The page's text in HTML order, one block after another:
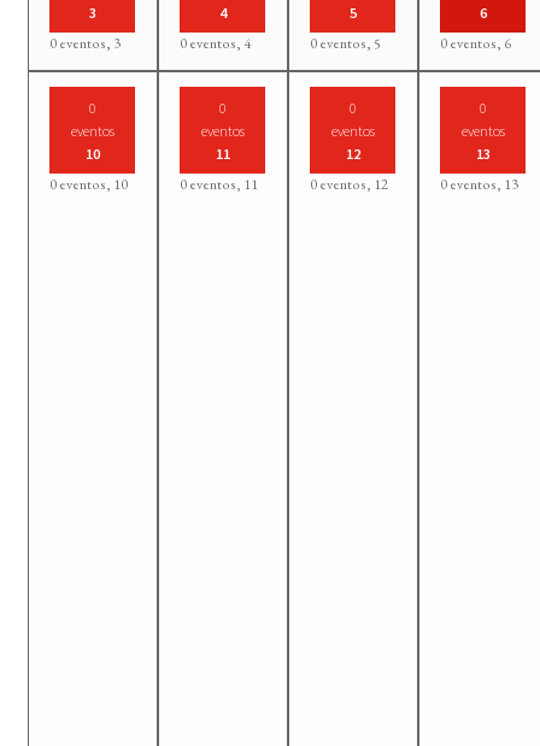
3
0 eventos, 3
4
0 eventos, 4
5
0 eventos,5
6
0 eventos, 6
0
eventos
10
0 eventos, 10
0
eventos
11
0 eventos, 11
0
eventos
12
0 eventos, 12
0
eventos
13
0 eventos, 13